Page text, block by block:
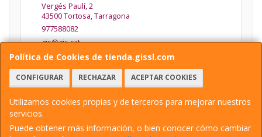
Política de Cookies de tienda.gissl.com
CONFIGURAR RECHAZAR ACEPTAR COOKIES
Utilizamos cookies propias y de terceros para mejorar nuestros
servicios.
Puede obtener más información, o bien conocer cómo cambiar
Vergés Paulí, 2
43500Tortosa,Tarragona
977588082
gis@gis.cat
Horario
De Lunes a Viernes de 9.30 a 13.30 y de 15:30 a 19:30